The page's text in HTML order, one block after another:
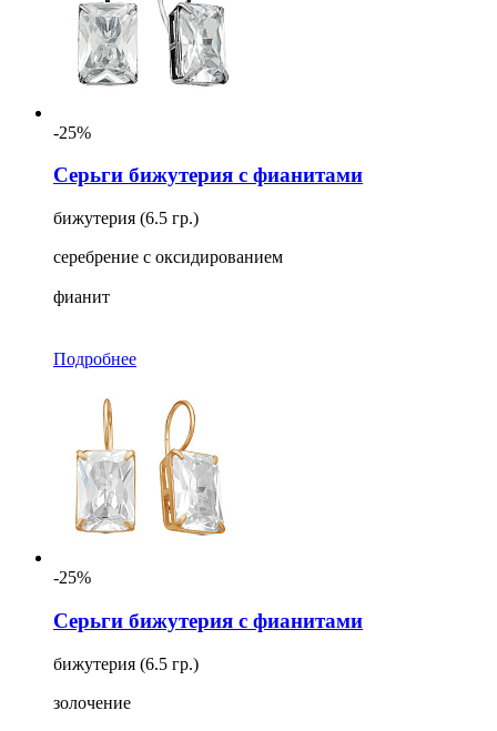
-25%
Серьги бижутерия с фианитами
бижутерия (6.5 гр.)
серебрение с оксидированием
фианит
Подробнее
-25%
Серьги бижутерия с фианитами
бижутерия (6.5 гр.)
золочение